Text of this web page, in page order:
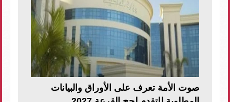
صوت الأمة تعرف على الأوراق والبيانات